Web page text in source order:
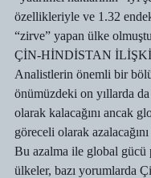
özellikleriyle ve 1.32
“zirve” yapan ülke
ÇİN-HİNDİSTAN
Analistlerin önemli bir
önümüzdeki on yıllarda
olarak kalacağını ancak
göreceli olarak
Bu azalma ile global gücü
ülkeler, bazı yorumlarda